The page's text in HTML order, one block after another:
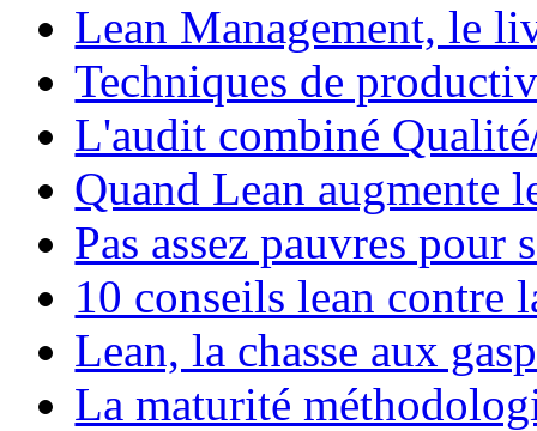
Lean Management, le
Techniques de
L'audit combiné
Quand Lean augmente
Pas assez pauvres pour
10 conseils lean contre
Lean, la chasse aux
La maturité